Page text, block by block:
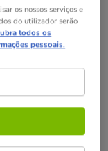
os nossos serviços e
do utilizador serão
todos os
pessoais.